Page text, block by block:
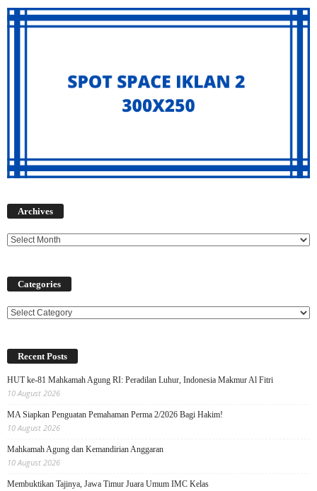
Archives
Categories
Categories
Recent Posts
HUT ke-81 Mahkamah Agung RI: Peradilan Luhur, Indonesia Makmur Al Fitri
10 August 2026
MA Siapkan Penguatan Pemahaman Perma 2/2026 Bagi Hakim!
10 August 2026
Mahkamah Agung dan Kemandirian Anggaran
10 August 2026
Membuktikan Tajinya, Jawa Timur Juara Umum IMC Kelas